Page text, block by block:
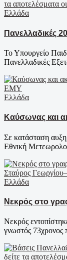
Ελλάδα
Πανελλαδικές
Το Υπουργείο
Πανελλαδικές
Ελλάδα
Καύσωνας και
Σε κατάσταση
Εθνική
Ελλάδα
Νεκρός στο
Νεκρός
γνωστός 73χρονος